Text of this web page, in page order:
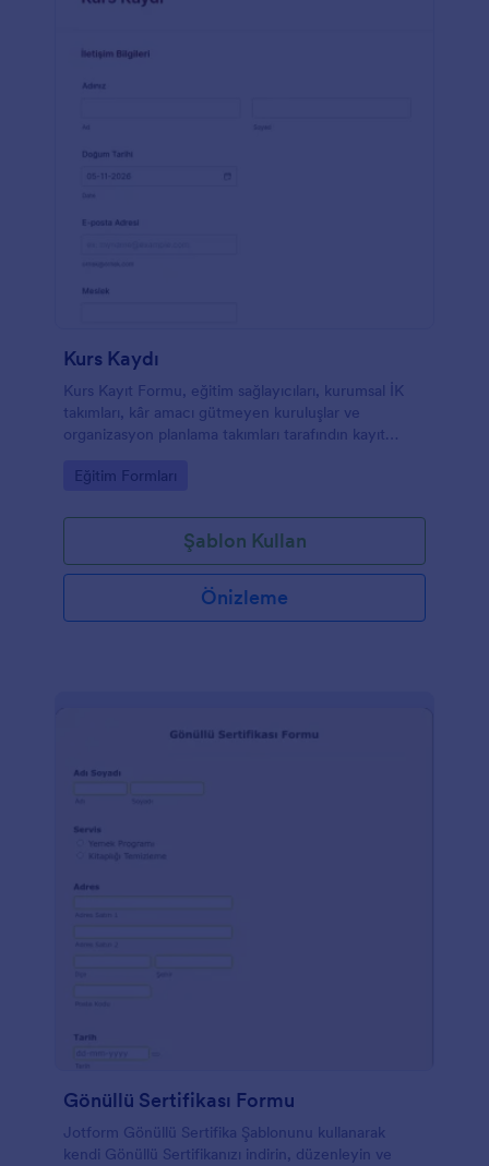
Kurs Kaydı
Kurs Kayıt Formu, eğitim sağlayıcıları, kurumsal İK
takımları, kâr amacı gütmeyen kuruluşlar ve
organizasyon planlama takımları tarafındın kayıt
dostu bir form şablonudur.
Go to Category:
Eğitim Formları
Şablon Kullan
Önizleme
Gönüllü Sertifikası Formu
Jotform Gönüllü Sertifika Şablonunu kullanarak
kendi Gönüllü Sertifikanızı indirin, düzenleyin ve